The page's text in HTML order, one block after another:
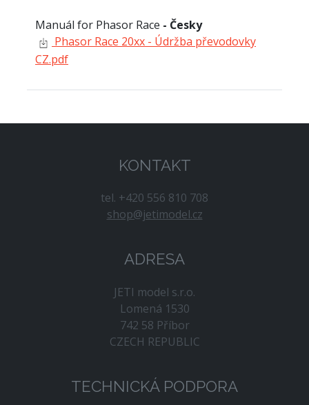
Manuál for Phasor Race - Česky
Phasor Race 20xx - Údržba převodovky
CZ.pdf
KONTAKT
tel. +420 556 810 708
shop@jetimodel.cz
ADRESA
JETI model s.r.o.
Lomená 1530
742 58 Příbor
CZECH REPUBLIC
TECHNICKÁ PODPORA